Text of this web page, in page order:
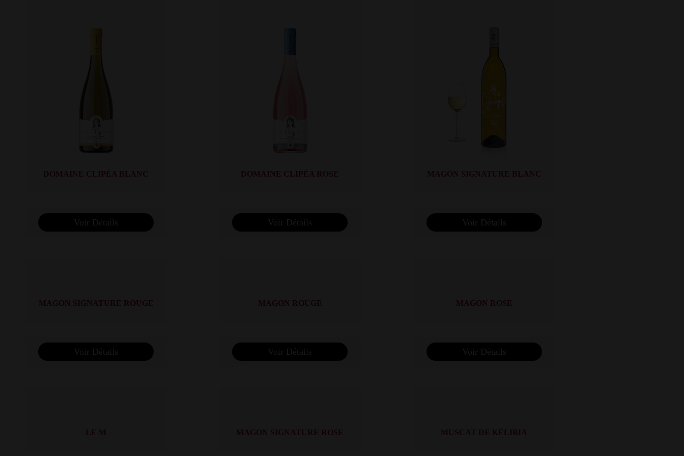
DOMAINE CLIPÉA BLANC
Voir Détails
DOMAINE CLIPÉA ROSE
Voir Détails
MAGON SIGNATURE BLANC
Voir Détails
MAGON SIGNATURE ROUGE
Voir Détails
MAGON ROUGE
Voir Détails
MAGON ROSE
Voir Détails
LE M MAGON SIGNATURE ROSE MUSCAT DE KÉLIBIA